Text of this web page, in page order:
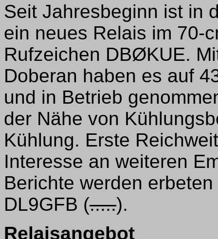
Seit Jahresbeginn ist in
ein neues Relais im 70-
Rufzeichen DBØKUE.
Doberan haben es auf
und in Betrieb
der Nähe von
Kühlung. Erste
Interesse an weiteren
Berichte werden
DL9GFB (.....).
Relaisangebot